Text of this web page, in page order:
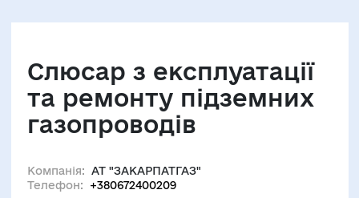
Слюсар з експлуатації
та ремонту підземних
газопроводів
Компанія: АТ "ЗАКАРПАТГАЗ"
Телефон:
+380672400209